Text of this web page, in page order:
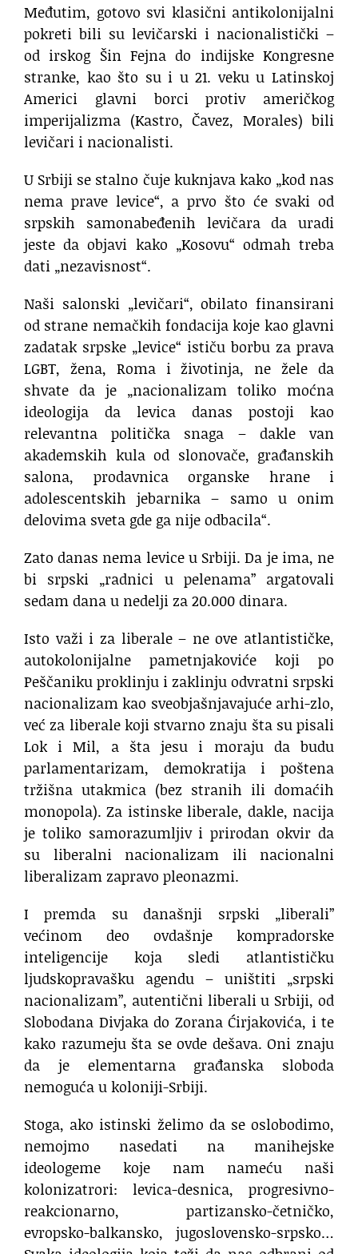
Međutim, gotovo svi klasični antikolonijalni
pokreti bili su levičarski i nacionalistički –
od irskog Šin Fejna do indijske Kongresne
stranke, kao što su i u 21. veku u Latinskoj
Americi glavni borci protiv američkog
imperijalizma (Kastro, Čavez, Morales) bili
levičari i nacionalisti.
U Srbiji se stalno čuje kuknjava kako „kod nas
nema prave levice“, a prvo što će svaki od
srpskih samonabeđenih levičara da uradi
jeste da objavi kako „Kosovu“ odmah treba
dati „nezavisnost“.
Naši salonski „levičari“, obilato finansirani
od strane nemačkih fondacija koje kao glavni
zadatak srpske „levice“ ističu borbu za prava
LGBT, žena, Roma i životinja, ne žele da
shvate da je „nacionalizam toliko moćna
ideologija da levica danas postoji kao
relevantna politička snaga – dakle van
akademskih kula od slonovače, građanskih
salona, prodavnica organske hrane i
adolescentskih jebarnika – samo u onim
delovima sveta gde ga nije odbacila“.
Zato danas nema levice u Srbiji. Da je ima, ne
bi srpski „radnici u pelenama” argatovali
sedam dana u nedelji za 20.000 dinara.
Isto važi i za liberale – ne ove atlantističke,
autokolonijalne pametnjakoviće koji po
Peščaniku proklinju i zaklinju odvratni srpski
nacionalizam kao sveobjašnjavajuće arhi-zlo,
već za liberale koji stvarno znaju šta su pisali
Lok i Mil, a šta jesu i moraju da budu
parlamentarizam, demokratija i poštena
tržišna utakmica (bez stranih ili domaćih
monopola). Za istinske liberale, dakle, nacija
je toliko samorazumljiv i prirodan okvir da
su liberalni nacionalizam ili nacionalni
liberalizam zapravo pleonazmi.
I premda su današnji srpski „liberali”
većinom deo ovdašnje kompradorske
inteligencije koja sledi atlantističku
ljudskopravašku agendu – uništiti „srpski
nacionalizam”, autentični liberali u Srbiji, od
Slobodana Divjaka do Zorana Ćirjakovića, i te
kako razumeju šta se ovde dešava. Oni znaju
da je elementarna građanska sloboda
nemoguća u koloniji-Srbiji.
Stoga, ako istinski želimo da se oslobodimo,
nemojmo nasedati na manihejske
ideologeme koje nam nameću naši
kolonizatrori: levica-desnica, progresivno-
reakcionarno, partizansko-četničko,
evropsko-balkansko, jugoslovensko-srpsko…